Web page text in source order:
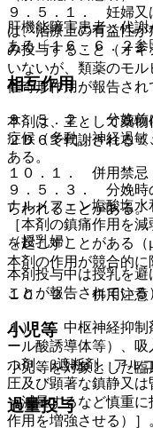
９．５．１． 妊婦又
は、治療上の有益性
み投与すること（オ
いないが、類薬のモ
催奇形作用が報告され
９．５．２． 分娩前
症候（多動、神経過
ある。
９．５．３． 分娩時
らわれることがある。
（授乳婦）
本剤投与中は授乳を
ことが報告されている
小児等
小児等を対象とした
過量投与
肝機能障害患者：代
ある〔１６．６．２参
相互作用
本剤は、主として薬
２Ｄ６で代謝される
１０．１． 併用禁忌
ナルメフェン塩酸塩水
［本剤の鎮痛作用を
を起こすことがある（
本剤の作用が競合的に
１０．２． 併用注意
１）． 中枢神経抑制
ール酸誘導体等）、
つ剤、β遮断剤、アル
圧及び顕著な鎮静又
＞減量するなど慎重に
作用を増強させる）］